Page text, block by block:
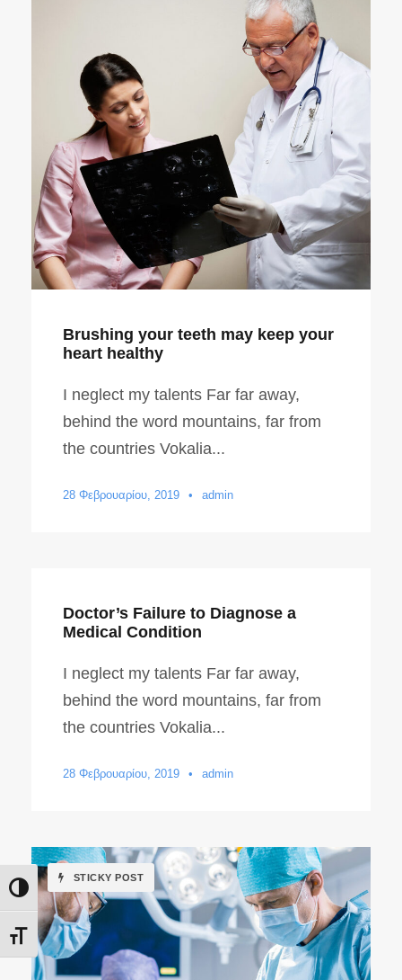
Εναλλαγή Υψηλής Αντίθεσης
Εναλλαγή Μεγέθους Γραμμάτων
Brushing your teeth may keep your
heart healthy
I neglect my talents Far far away,
behind the word mountains, far from
the countries Vokalia...
28 Φεβρουαρίου, 2019 • admin
Doctor’s Failure to Diagnose a
Medical Condition
I neglect my talents Far far away,
behind the word mountains, far from
the countries Vokalia...
28 Φεβρουαρίου, 2019 • admin
STICKY POST